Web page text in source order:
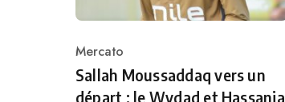
Category
Mercato
Sallah Moussaddaq vers un
départ : le Wydad et Hassania